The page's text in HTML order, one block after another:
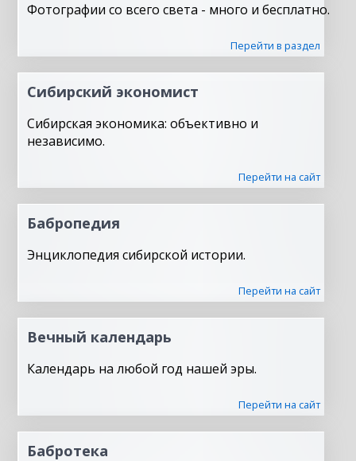
Фотографии со всего света - много и бесплатно.
Перейти в раздел
Сибирский экономист
Сибирская экономика: объективно и
независимо.
Перейти на сайт
Бабропедия
Энциклопедия сибирской истории.
Перейти на сайт
Вечный календарь
Календарь на любой год нашей эры.
Перейти на сайт
Бабротека